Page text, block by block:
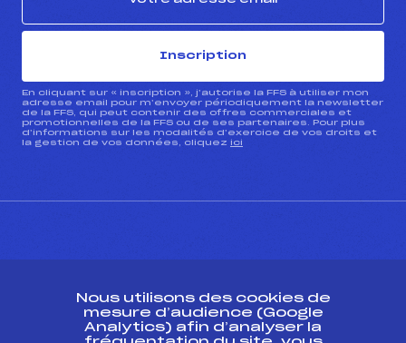
Inscription
En cliquant sur « inscription », j’autorise la FFS à utiliser mon
adresse email pour m’envoyer périodiquement la newsletter
de la FFS, qui peut contenir des offres commerciales et
promotionnelles de la FFS ou de ses partenaires. Pour plus
d’informations sur les modalités d’exercice de vos droits et
la gestion de vos données, cliquez ici
ESPACE PRESSE
Nous utilisons des cookies de
mesure d’audience (Google
Analytics) afin d’analyser la